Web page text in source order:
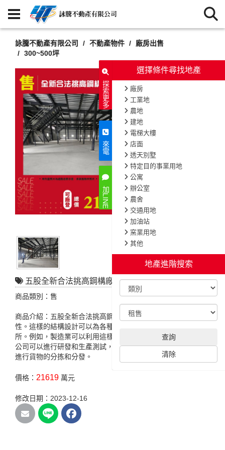
選擇條件尋找地產
廠房
工業地
農地
建地
電梯大樓
店面
透天別墅
特定目的事業用地
公寓
辦公室
農舍
交通用地
加油站
窯業用地
其他
地產進階搜索
查詢
清除
探索更多
來電
加LINE
詠騰不動產有限公司 不動產物件
廠房出售
300~500坪
五股全新合法挑高鋼構廠房(預售)
商品類別：售
商品介紹：五股全新合法挑高鋼構廠房在工業用途上具有重要
性。這樣的結構設計可以為各種不同行業的企業提供理想的場
所。例如，製造業可以利用這樣的空間進行生產和存儲，科技
公司可以進行研發和生產測試，物流公司可以使用這樣的空間
進行貨物的分拣和分發。
價格： 21619 萬元
修改日期：2023-12-16